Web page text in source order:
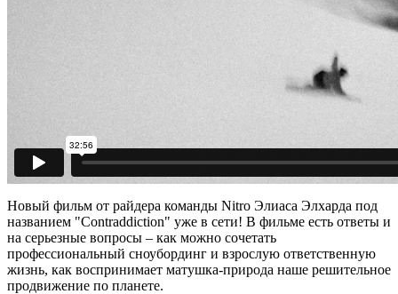
Новый фильм от райдера команды Nitro Элиаса Элхарда под
названием "Contraddiction" уже в сети! В фильме есть ответы и
на серьезные вопросы – как можно сочетать
профессиональный сноубординг и взрослую ответственную
жизнь, как воспринимает матушка-природа наше решительное
продвижение по планете.